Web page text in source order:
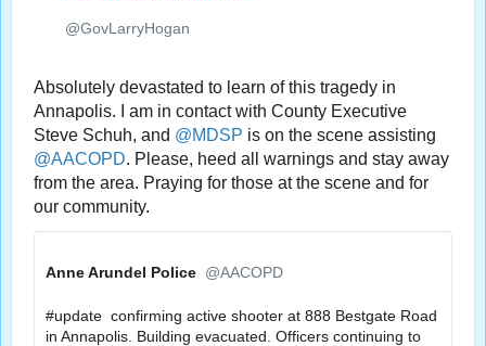
✔
@GovLarryHogan
Absolutely devastated to learn of this tragedy in
Annapolis. I am in contact with County Executive
Steve Schuh, and @MDSP
@AACOPD. Please, heed all warnings and stay away
from the area. Praying for those at the scene and for
our community.
Anne Arundel Police ✔
@AACOPD
#update
  confirming active shooter at 888 Bestgate Road
in Annapolis. Building evacuated. Officers continuing to